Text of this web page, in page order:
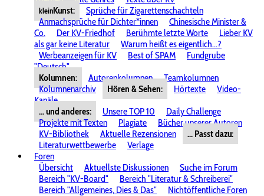
kleinKunst:
Sprüche für Zigarettenschachteln
Anmachsprüche für Dichter*innen
Chinesische Minister &
Co.
Der KV-Friedhof Berühmte letzte Worte
Lieber KV
als gar keine Literatur
Warum heißt es eigentlich...?
Werbeanzeigen für KV
Best of SPAM
Fundgrube
"Deutsch"
Kolumnen:
Autorenkolumnen
Teamkolumnen
Kolumnenarchiv
Hören & Sehen: Hörtexte
Video-
Kanäle
... und anderes:
Unsere TOP 10
Daily Challenge
Projekte mit Texten
Plagiate
Bücher unserer Autoren
KV-Bibliothek
Aktuelle Rezensionen
... Passt dazu:
Literaturwettbewerbe
Verlage
Foren
Übersicht
Aktuellste Diskussionen
Suche im Forum
Bereich "KV-Board"
Bereich "Literatur & Schreiberei"
Bereich "Allgemeines, Dies & Das"
Nichtöffentliche Foren